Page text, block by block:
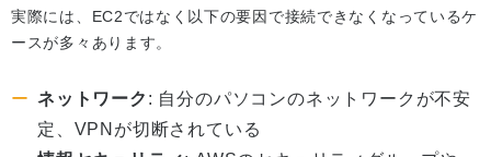
実際には、EC2ではなく以下の要因で接続できなくなっているケ
ースが多々あります。
ネットワーク : 自分のパソコンのネットワークが不安
定、VPNが切断されている